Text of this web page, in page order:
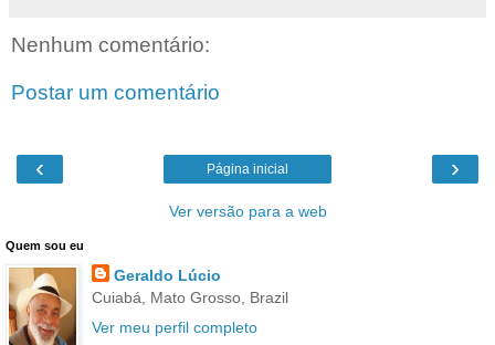
Nenhum comentário:
Postar um comentário
‹ ›
Página inicial
Ver versão para a web
Quem sou eu
Geraldo Lúcio
Cuiabá, Mato Grosso, Brazil
Ver meu perfil completo